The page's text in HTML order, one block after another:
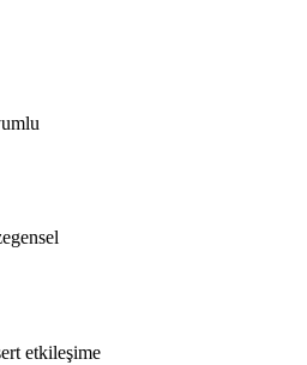
etkileşime